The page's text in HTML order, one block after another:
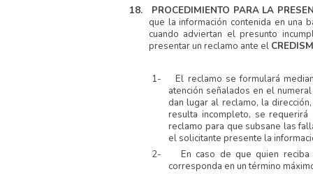
18.
PROCEDIMIENTO PARA LA
que la información contenida en una
cuando adviertan el presunto
presentar un reclamo ante el
1-
El reclamo se formulará
atención señalados en el
dan lugar al reclamo, la
resulta incompleto, se
reclamo para que subsane las
el solicitante presente la
2-
En caso de que quien
corresponda en un término